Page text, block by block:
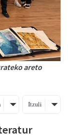
areto
Itzuli